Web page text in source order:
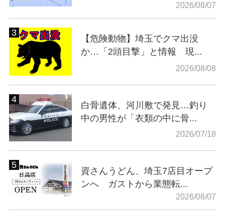
2026/08/07
【危険動物】埼玉でクマ出没
か…「2頭目撃」と情報 現...
2026/08/08
白骨遺体、河川敷で発見…釣り
中の男性が「衣類の中に骨...
2026/07/18
資さんうどん、埼玉7店目オープ
ンへ ガストから業態転...
2026/08/07